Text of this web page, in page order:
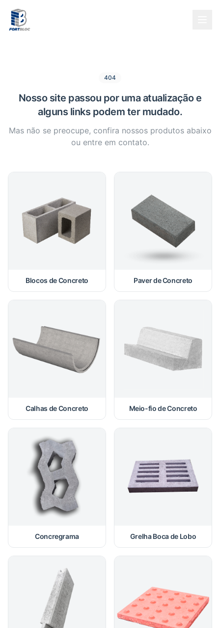
404
Nosso site passou por uma atualização e
alguns links podem ter mudado.
Mas não se preocupe, confira nossos produtos abaixo
ou entre em contato.
Blocos de Concreto Paver de Concreto
Calhas de Concreto Meio-fio de Concreto
Concregrama Grelha Boca de Lobo